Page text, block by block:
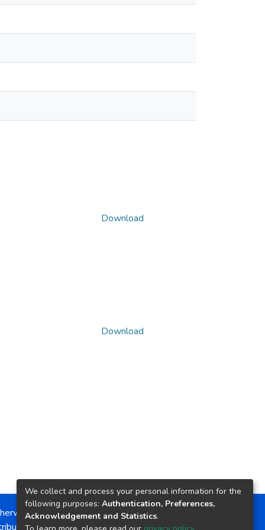
Download
Download
noted, the item license is described as:
NonCommercial-NoDerivs 4.0 License
We collect and process your personal information for the
following purposes: Authentication, Preferences,
Acknowledgement and Statistics.